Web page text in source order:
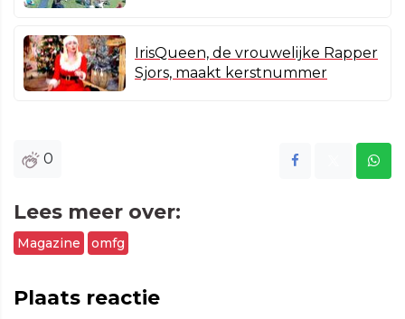
IrisQueen, de vrouwelijke Rapper
Sjors, maakt kerstnummer
0
Lees meer over:
Magazine omfg
Plaats reactie